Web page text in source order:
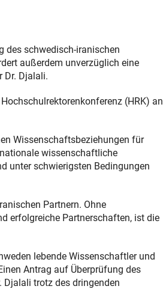
des schwedisch-iranischen
außerdem unverzüglich eine
Dr. Djalali.
(HRK) an
Wissenschaftsbeziehungen für
wissenschaftliche
unter schwierigsten Bedingungen
Partnern. Ohne
erfolgreiche Partnerschaften, ist die
lebende Wissenschaftler und
Antrag auf Überprüfung des
Djalali trotz des dringenden